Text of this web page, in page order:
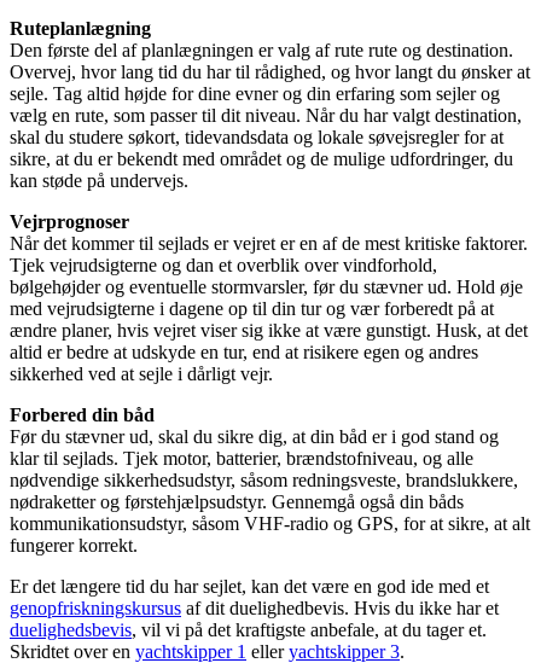
Ruteplanlægning
Den første del af planlægningen er valg af rute rute og destination.
Overvej, hvor lang tid du har til rådighed, og hvor langt du ønsker at
sejle. Tag altid højde for dine evner og din erfaring som sejler og
vælg en rute, som passer til dit niveau. Når du har valgt destination,
skal du studere søkort, tidevandsdata og lokale søvejsregler for at
sikre, at du er bekendt med området og de mulige udfordringer, du
kan støde på undervejs.
Vejrprognoser
Når det kommer til sejlads er vejret er en af de mest kritiske faktorer.
Tjek vejrudsigterne og dan et overblik over vindforhold,
bølgehøjder og eventuelle stormvarsler, før du stævner ud. Hold øje
med vejrudsigterne i dagene op til din tur og vær forberedt på at
ændre planer, hvis vejret viser sig ikke at være gunstigt. Husk, at det
altid er bedre at udskyde en tur, end at risikere egen og andres
sikkerhed ved at sejle i dårligt vejr.
Forbered din båd
Før du stævner ud, skal du sikre dig, at din båd er i god stand og
klar til sejlads. Tjek motor, batterier, brændstofniveau, og alle
nødvendige sikkerhedsudstyr, såsom redningsveste, brandslukkere,
nødraketter og førstehjælpsudstyr. Gennemgå også din båds
kommunikationsudstyr, såsom VHF-radio og GPS, for at sikre, at alt
fungerer korrekt.
Er det længere tid du har sejlet, kan det være en god ide med et
genopfriskningskursus af dit duelighedbevis. Hvis du ikke har et
duelighedsbevis, vil vi på det kraftigste anbefale, at du tager et.
Skridtet over en yachtskipper 1 elleryachtskipper 3.